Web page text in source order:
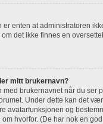
enten at administratoren
det ikke finnes en
mitt brukernavn?
brukernavnet når du ser
Under dette kan det
avatarfunksjonen og
hvorfor. (De har nok en